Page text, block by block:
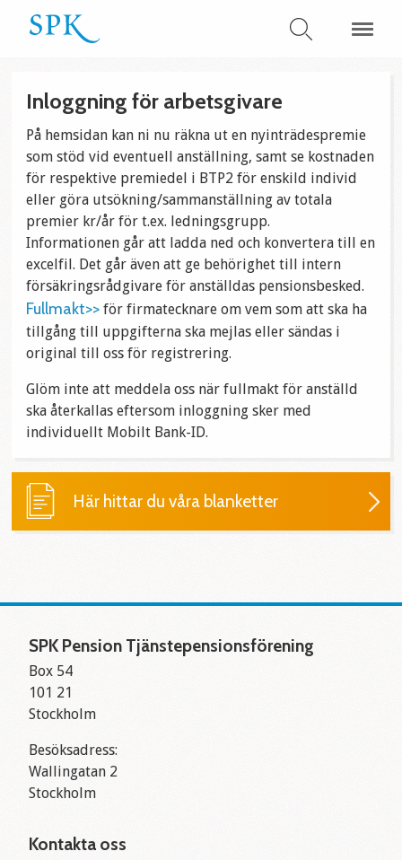
Inloggning för arbetsgivare
På hemsidan kan ni nu räkna ut en nyinträdespremie
som stöd vid eventuell anställning, samt se kostnaden
för respektive premiedel i BTP2 för enskild individ
eller göra utsökning/sammanställning av totala
premier kr/år för t.ex. ledningsgrupp.
Informationen går att ladda ned och konvertera till en
excelfil. Det går även att ge behörighet till intern
försäkringsrådgivare för anställdas pensionsbesked.
Fullmakt>> för firmatecknare om vem som att ska ha
tillgång till uppgifterna ska mejlas eller sändas i
original till oss för registrering.
Glöm inte att meddela oss när fullmakt för anställd
ska återkallas eftersom inloggning sker med
individuellt Mobilt Bank-ID.
Här hittar du våra blanketter
SPK Pension Tjänstepensionsförening
Box 54
101 21
Stockholm
Besöksadress:
Wallingatan 2
Stockholm
Kontakta oss